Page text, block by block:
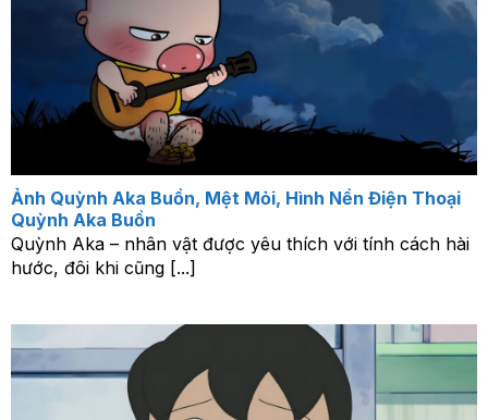
Ảnh Quỳnh Aka Buồn, Mệt Mỏi, Hình Nền Điện Thoại
Quỳnh Aka Buồn
Quỳnh Aka – nhân vật được yêu thích với tính cách hài
hước, đôi khi cũng [...]